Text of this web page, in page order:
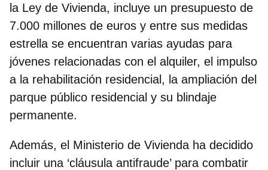
la Ley de Vivienda, incluye un presupuesto de
7.000 millones de euros y entre sus medidas
estrella se encuentran varias ayudas para
jóvenes relacionadas con el alquiler, el impulso
a la rehabilitación residencial, la ampliación del
parque público residencial y su blindaje
permanente.
Además, el Ministerio de Vivienda ha decidido
incluir una ‘cláusula antifraude’ para combatir